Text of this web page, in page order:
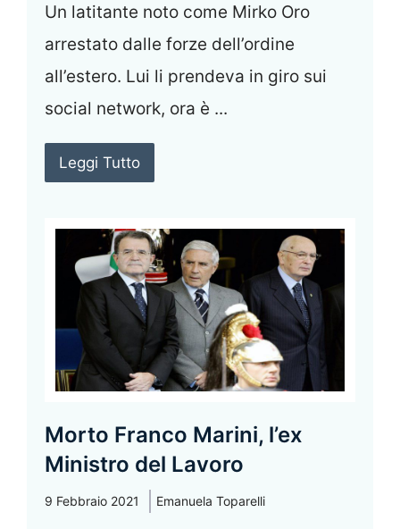
Un latitante noto come Mirko Oro
arrestato dalle forze dell’ordine
all’estero. Lui li prendeva in giro sui
social network, ora è ...
Leggi Tutto
Morto Franco Marini, l’ex
Ministro del Lavoro
9 Febbraio 2021 Emanuela Toparelli